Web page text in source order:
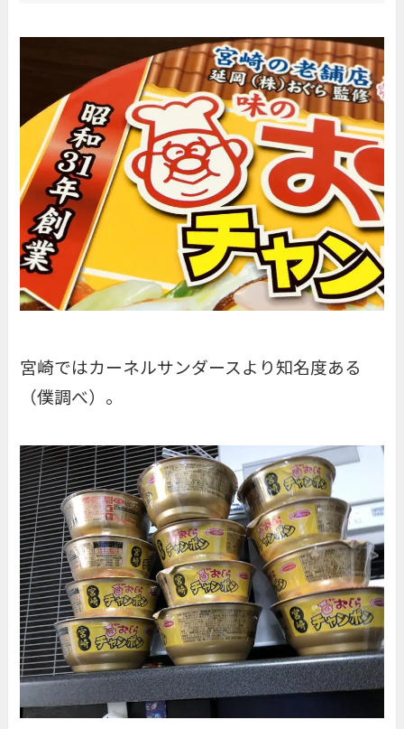
宮崎ではカーネルサンダースより知名度ある
（僕調べ）。